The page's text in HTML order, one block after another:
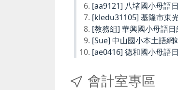
[aa9121] 八堵國小母語
[kledu31105] 基隆市東
[教務組] 華興國小母語
[Sue] 中山國小本土語網
[ae0416] 德和國小母語日
會計室專區